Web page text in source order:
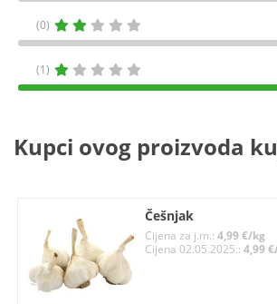
(0)
(1)
Kupci ovog proizvoda
Češnjak
Cijena za j.m.:4,99 €/kg
Cijena 02.05.2025.:4,99